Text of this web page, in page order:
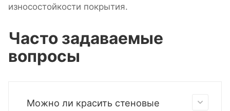
износостойкости покрытия.
Часто задаваемые
вопросы
Можно ли красить стеновые